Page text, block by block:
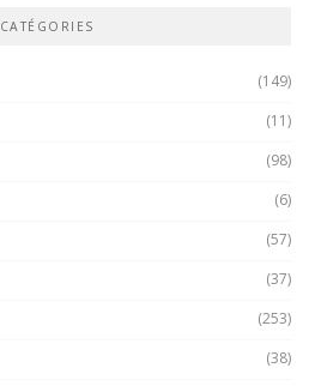
CATÉGORIES
(149)
(11)
(98)
(6)
(57)
(37)
(253)
(38)